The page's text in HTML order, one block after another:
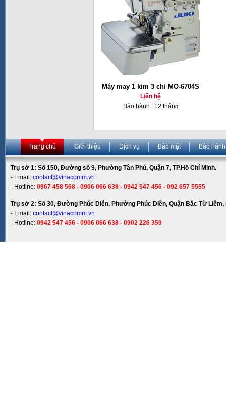
Máy may 1 kim 3 chỉ MO-6704S
Liên hệ
Bảo hành : 12 tháng
Trang chủ Giới thiệu Dịch vụ Bảo mật Bảo hành
Trụ sở 1: Số 150, Đường số 9, Phường Tân Phú, Quận 7, TP.Hồ Chí Minh.
- Email: contact@vinacomm.vn
- Hotline: 0967 458 568 - 0906 066 638 - 0942 547 456 - 092 657 5555
Trụ sở 2: Số 30, Đường Phúc Diễn, Phường Phúc Diễn, Quận Bắc Từ Liêm,
- Email: contact@vinacomm.vn
- Hotline: 0942 547 456 - 0906 066 638 - 0902 226 359